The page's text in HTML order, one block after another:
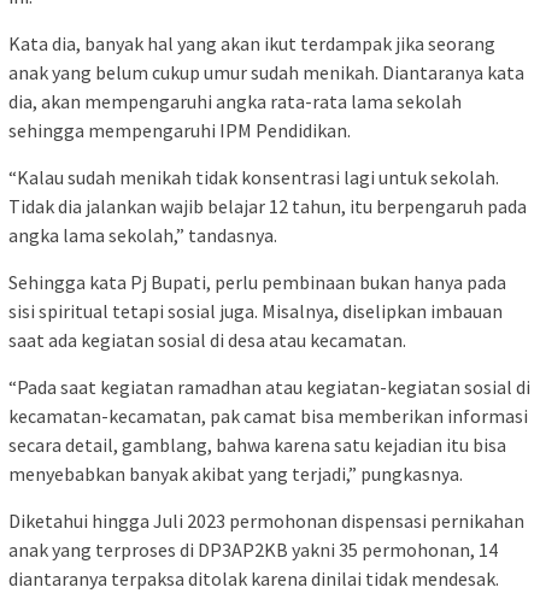
Kata dia, banyak hal yang akan ikut terdampak jika seorang
anak yang belum cukup umur sudah menikah. Diantaranya kata
dia, akan mempengaruhi angka rata-rata lama sekolah
sehingga mempengaruhi IPM Pendidikan.
“Kalau sudah menikah tidak konsentrasi lagi untuk sekolah.
Tidak dia jalankan wajib belajar 12 tahun, itu berpengaruh pada
angka lama sekolah,” tandasnya.
Sehingga kata Pj Bupati, perlu pembinaan bukan hanya pada
sisi spiritual tetapi sosial juga. Misalnya, diselipkan imbauan
saat ada kegiatan sosial di desa atau kecamatan.
“Pada saat kegiatan ramadhan atau kegiatan-kegiatan sosial di
kecamatan-kecamatan, pak camat bisa memberikan informasi
secara detail, gamblang, bahwa karena satu kejadian itu bisa
menyebabkan banyak akibat yang terjadi,” pungkasnya.
Diketahui hingga Juli 2023 permohonan dispensasi pernikahan
anak yang terproses di DP3AP2KB yakni 35 permohonan, 14
diantaranya terpaksa ditolak karena dinilai tidak mendesak.